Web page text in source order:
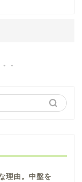
理由。中盤を